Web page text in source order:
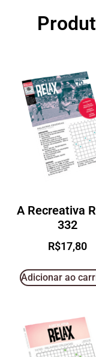
A Recreativa
332
R$17,80
Adicionar ao